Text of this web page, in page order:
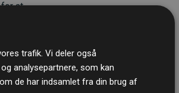
at
trafik. Vi deler også
analysepartnere, som kan
de har indsamlet fra din brug af